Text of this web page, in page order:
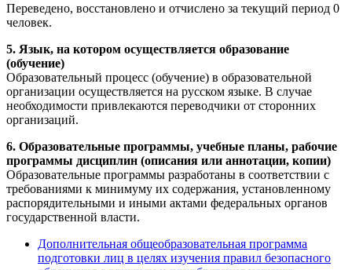
Переведено, восстановлено и отчислено за текущий период 0
человек.
5. Язык, на котором осуществляется образование
(обучение)
Образовательный процесс (обучение) в образовательной
организации осуществляется на русском языке. В случае
необходимости привлекаются переводчики от сторонних
организаций.
6. Образовательные программы, учебные планы, рабочие
программы дисциплин (описания или аннотации, копии)
Образовательные программы разработаны в соответствии с
требованиями к минимуму их содержания, установленному
распорядительными и иными актами федеральных органов
государственной власти.
Дополнительная общеобразовательная программа
подготовки лиц в целях изучения правил безопасного